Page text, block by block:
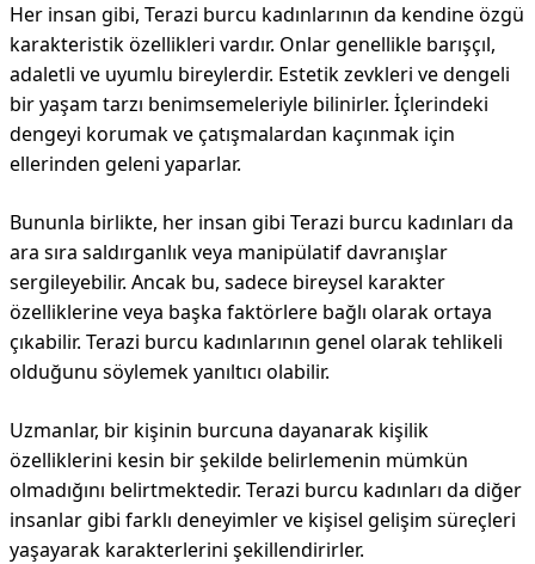
Her insan gibi, Terazi burcu kadınlarının da kendine özgü
karakteristik özellikleri vardır. Onlar genellikle barışçıl,
adaletli ve uyumlu bireylerdir. Estetik zevkleri ve dengeli
bir yaşam tarzı benimsemeleriyle bilinirler. İçlerindeki
dengeyi korumak ve çatışmalardan kaçınmak için
ellerinden geleni yaparlar.
Bununla birlikte, her insan gibi Terazi burcu kadınları da
ara sıra saldırganlık veya manipülatif davranışlar
sergileyebilir. Ancak bu, sadece bireysel karakter
özelliklerine veya başka faktörlere bağlı olarak ortaya
çıkabilir. Terazi burcu kadınlarının genel olarak tehlikeli
olduğunu söylemek yanıltıcı olabilir.
Uzmanlar, bir kişinin burcuna dayanarak kişilik
özelliklerini kesin bir şekilde belirlemenin mümkün
olmadığını belirtmektedir. Terazi burcu kadınları da diğer
insanlar gibi farklı deneyimler ve kişisel gelişim süreçleri
yaşayarak karakterlerini şekillendirirler.